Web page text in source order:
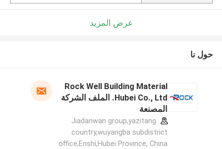
عرض المزيد
حول نا
Rock Well Building Material
Hubei Co., Ltd. الملف الشركة
المصنعة
Jiadanwan group,yazitang
country,wuyangba subdistrict
office,Enshi,Hubei Province, China